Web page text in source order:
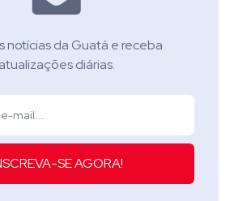
notícias da Guatá e receba
atualizações diárias.
SE AGORA!